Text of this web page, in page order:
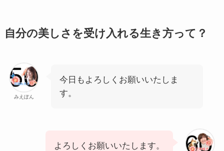
自分の美しさを受け入れる生き方って？
みえぽん
今日もよろしくお願いいたしま
す。
よろしくお願いいたします。